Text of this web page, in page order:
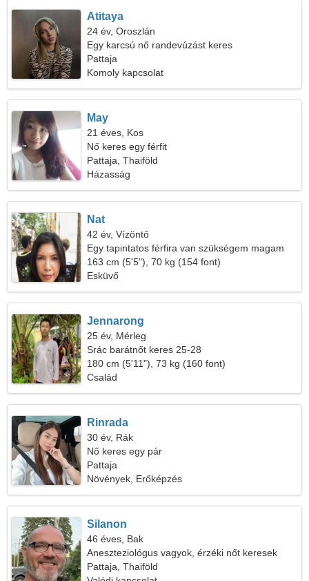
Atitaya
24 év, Oroszlán
Egy karcsú nő randevúzást keres
Pattaja
Komoly kapcsolat
May
21 éves, Kos
Nő keres egy férfit
Pattaja, Thaiföld
Házasság
Nat
42 év, Vízöntő
Egy tapintatos férfira van szükségem magam
mellé
163 cm (5'5"), 70 kg (154 font)
Esküvő
Jennarong
25 év, Mérleg
Srác barátnőt keres 25-28
180 cm (5'11"), 73 kg (160 font)
Család
Rinrada
30 év, Rák
Nő keres egy pár
Pattaja
Növények, Erőképzés
Silanon
46 éves, Bak
Aneszteziológus vagyok, érzéki nőt keresek
Pattaja, Thaiföld